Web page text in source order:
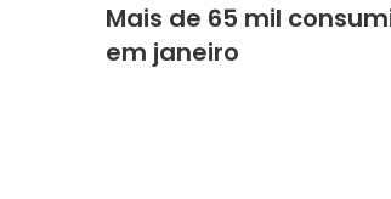
Mais de 65 mil
em janeiro